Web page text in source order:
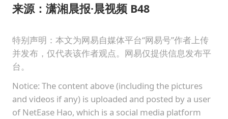
来源：潇湘晨报·晨视频 B48
特别声明：本文为网易自媒体平台“网易号”作者上传
并发布，仅代表该作者观点。网易仅提供信息发布平
台。
Notice: The content above (including the pictures
and videos if any) is uploaded and posted by a user
of NetEase Hao, which is a social media platform